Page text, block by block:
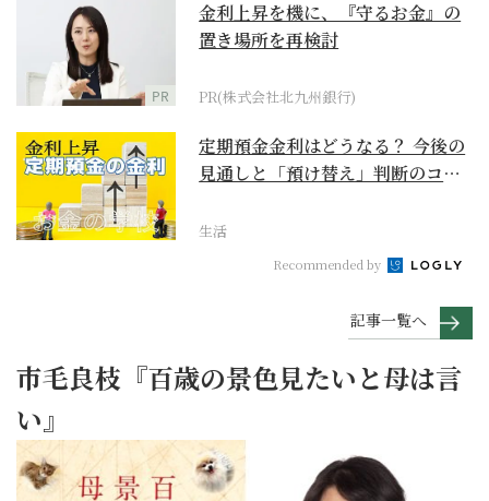
PR
金利上昇を機に、『守るお金』の
置き場所を再検討
PR(株式会社北九州銀行)
定期預金金利はどうなる？ 今後の
見通しと「預け替え」判断のコツ
生活
Recommended by
記事一覧へ
市毛良枝『百歳の景色見たいと母は言
い』